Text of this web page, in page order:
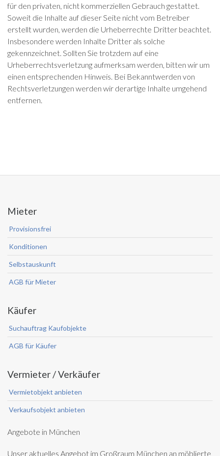
für den privaten, nicht kommerziellen Gebrauch gestattet.
Soweit die Inhalte auf dieser Seite nicht vom Betreiber
erstellt wurden, werden die Urheberrechte Dritter beachtet.
Insbesondere werden Inhalte Dritter als solche
gekennzeichnet. Sollten Sie trotzdem auf eine
Urheberrechtsverletzung aufmerksam werden, bitten wir um
einen entsprechenden Hinweis. Bei Bekanntwerden von
Rechtsverletzungen werden wir derartige Inhalte umgehend
entfernen.
Mieter
Provisionsfrei
Konditionen
Selbstauskunft
AGB für Mieter
Käufer
Suchauftrag Kaufobjekte
AGB für Käufer
Vermieter / Verkäufer
Vermietobjekt anbieten
Verkaufsobjekt anbieten
Angebote in München
Unser aktuelles Angebot im Großraum München an möblierte